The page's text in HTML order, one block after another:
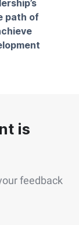
path of
is
feedback